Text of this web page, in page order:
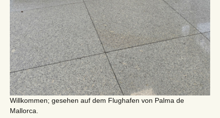
Willkommen; gesehen auf dem Flughafen von Palma de
Mallorca.